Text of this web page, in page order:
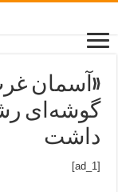
«آسمان
گوشه‌ای
داشت
[ad_1]